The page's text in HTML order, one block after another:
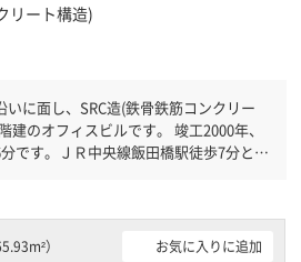
リート構造)
に面し、SRC造(鉄骨鉄筋コンクリー
フィスビルです。 竣工2000年、
です。ＪＲ中央線飯田橋駅徒歩7分と複
オススメです。駐車場完備なので、車の
１フロア２００坪以上ある大規模ビル
） お気に入りに追加